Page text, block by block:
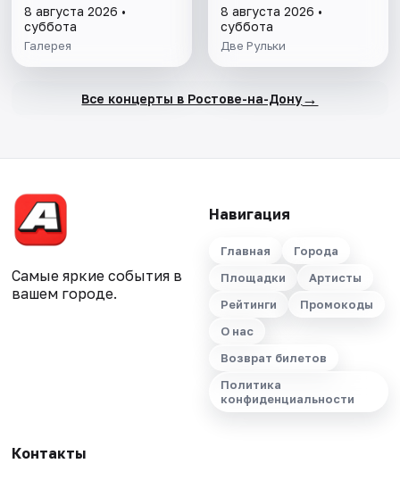
8 августа 2026 •
суббота
Галерея
8 августа 2026 •
суббота
Две Рульки
Все концерты в Ростове-на-Дону→
Самые яркие события в
вашем городе.
Навигация
Главная
Города
Площадки
Артисты
Рейтинги
Промокоды
О нас
Возврат билетов
Политика
конфиденциальности
Контакты